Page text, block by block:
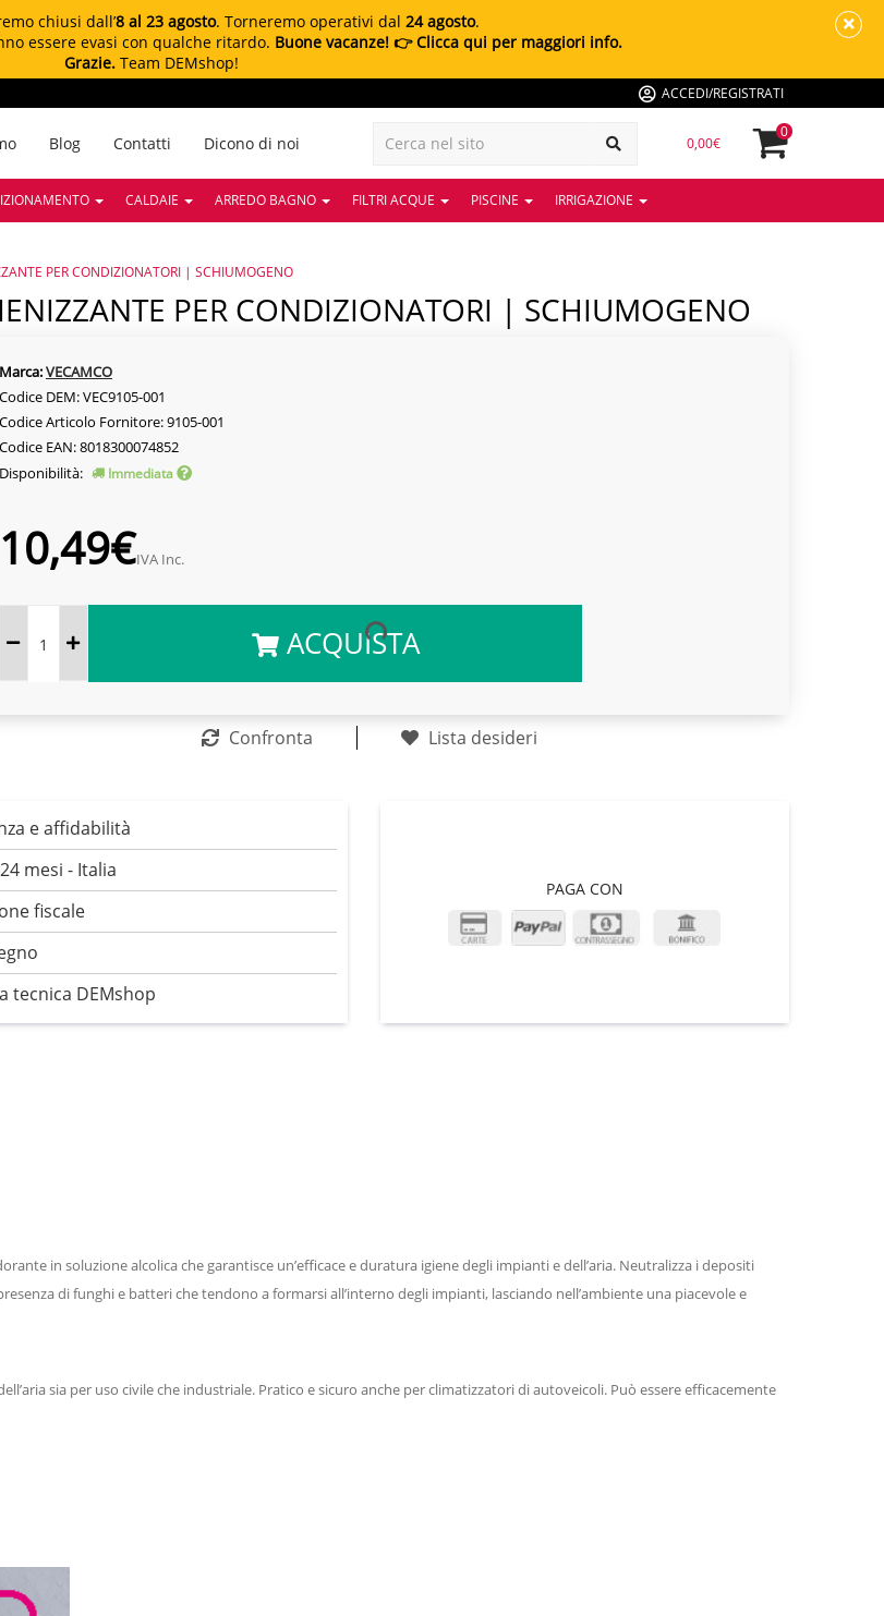
chiusi dall’8 al 23 agosto. Torneremo operativi dal 24 agosto.
essere evasi con qualche ritardo. Buone vacanze! 👉 Clicca qui per maggiori info.
Grazie. Team DEMshop!
ACCEDI/REGISTRATI
Blog Contatti Dicono di noi 0,00€
0
CALDAIE ARREDO BAGNO FILTRI ACQUE PISCINE IRRIGAZIONE
PER CONDIZIONATORI | SCHIUMOGENO
PER CONDIZIONATORI | SCHIUMOGENO
Marca:VECAMCO
Codice DEM: VEC9105-001
Codice Articolo Fornitore: 9105-001
Codice EAN: 8018300074852
Disponibilità:
Immediata
10,49€IVA Inc.
ACQUISTA
Confronta Lista desideri
e affidabilità
mesi - Italia
fiscale
tecnica DEMshop
PAGA CON
in soluzione alcolica che garantisce un’efficace e duratura igiene degli impianti e dell’aria. Neutralizza i depositi
di funghi e batteri che tendono a formarsi all’interno degli impianti, lasciando nell’ambiente una piacevole e
sia per uso civile che industriale. Pratico e sicuro anche per climatizzatori di autoveicoli. Può essere efficacemente